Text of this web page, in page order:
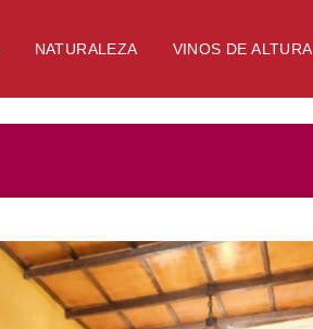
NATURALEZA VINOS DE ALTURA